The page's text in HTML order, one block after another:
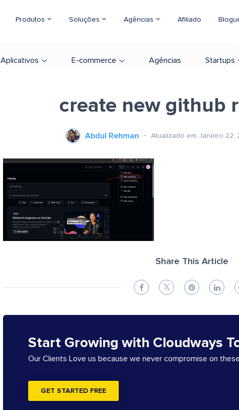
Produtos Soluções Agências Afiliado
Aplicativos E-commerce Agências Startups
create new github
Abdul Rehman Atualizado em Janeiro 22,
Share This Article
Start Growing with Cloudways
Our Clients Love us because we never compromise on these
GET STARTED FREE